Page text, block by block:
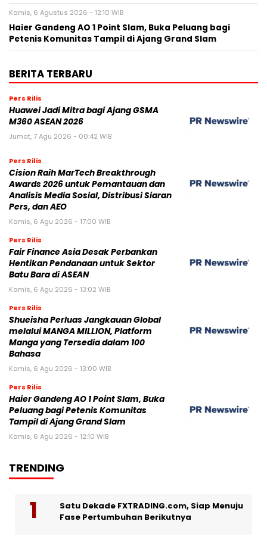
Kamis, 6 Agustus 2026 - 12:10 WIB
Haier Gandeng AO 1 Point Slam, Buka Peluang bagi
Petenis Komunitas Tampil di Ajang Grand Slam
BERITA TERBARU
Pers Rilis
Huawei Jadi Mitra bagi Ajang GSMA
M360 ASEAN 2026
Jumat, 7 Agu 2026 - 00:42 WIB
Pers Rilis
Cision Raih MarTech Breakthrough
Awards 2026 untuk Pemantauan dan
Analisis Media Sosial, Distribusi Siaran
Pers, dan AEO
Kamis, 6 Agu 2026 - 17:00 WIB
Pers Rilis
Fair Finance Asia Desak Perbankan
Hentikan Pendanaan untuk Sektor
Batu Bara di ASEAN
Kamis, 6 Agu 2026 - 13:02 WIB
Pers Rilis
Shueisha Perluas Jangkauan Global
melalui MANGA MILLION, Platform
Manga yang Tersedia dalam 100
Bahasa
Kamis, 6 Agu 2026 - 13:00 WIB
Pers Rilis
Haier Gandeng AO 1 Point Slam, Buka
Peluang bagi Petenis Komunitas
Tampil di Ajang Grand Slam
Kamis, 6 Agu 2026 - 12:10 WIB
TRENDING
Satu Dekade FXTRADING.com, Siap Menuju
Fase Pertumbuhan Berikutnya